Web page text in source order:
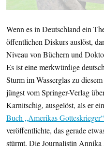
Wenn es in Deutschland ein
öffentlichen Diskurs auslöst,
Niveau von Büchern und
Es ist eine merkwürdige
Sturm im Wasserglas zu
jüngst vom Springer-Verlag
Karnitschig, ausgelöst, als er
Buch „Amerikas
veröffentlichte, das gerade
stürmt. Die Journalistin